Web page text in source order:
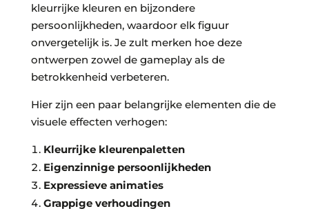
kleurrijke kleuren en bijzondere
persoonlijkheden, waardoor elk figuur
onvergetelijk is. Je zult merken hoe deze
ontwerpen zowel de gameplay als de
betrokkenheid verbeteren.
Hier zijn een paar belangrijke elementen die de
visuele effecten verhogen:
Kleurrijke kleurenpaletten
Eigenzinnige persoonlijkheden
Expressieve animaties
Grappige verhoudingen